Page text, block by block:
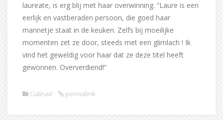
laureate, is erg blij met haar overwinning. “Laure is een
eerlijk en vastberaden persoon, die goed haar
mannetje staat in de keuken. Zelfs bij moeilijke
momenten zet ze door, steeds met een glimlach ! Ik
vind het geweldig voor haar dat ze deze titel heeft
gewonnen. Oververdiend!”
Culinair permalink